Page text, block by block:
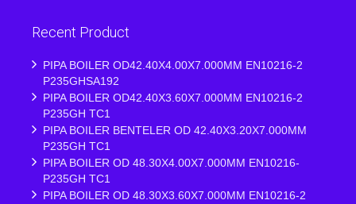
Recent Product
PIPA BOILER OD42.40X4.00X7.000MM EN10216-2
P235GHSA192
PIPA BOILER OD42.40X3.60X7.000MM EN10216-2
P235GH TC1
PIPA BOILER BENTELER OD 42.40X3.20X7.000MM
P235GH TC1
PIPA BOILER OD 48.30X4.00X7.000MM EN10216-
P235GH TC1
PIPA BOILER OD 48.30X3.60X7.000MM EN10216-2